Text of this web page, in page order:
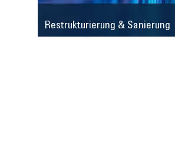
Restrukturierung & Sanierung